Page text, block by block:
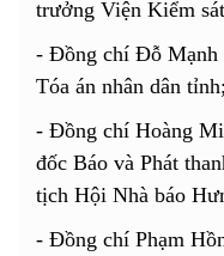
trưởng Viện Kiểm
- Đồng chí Đỗ Mạnh
Tóa án nhân dân tỉnh;
- Đồng chí Hoàng
đốc Báo và Phát
tịch Hội Nhà báo
- Đồng chí Phạm